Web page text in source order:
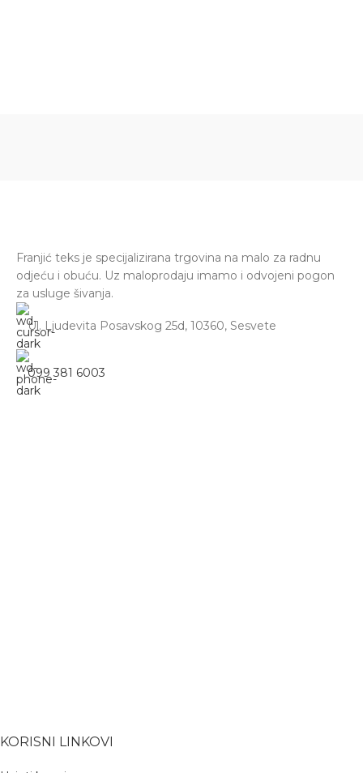
Franjić teks je specijalizirana trgovina na malo za radnu
odjeću i obuću. Uz maloprodaju imamo i odvojeni pogon
za usluge šivanja.
Ul. Ljudevita Posavskog 25d, 10360, Sesvete
099 381 6003
KORISNI LINKOVI